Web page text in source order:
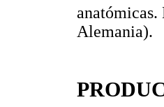
anatómicas.
Alemania).